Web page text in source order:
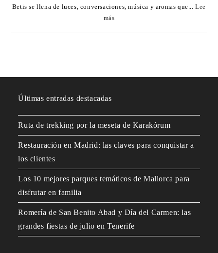
Betis se llena de luces, conversaciones, música y aromas que...Lee
más
Últimas entradas destacadas
Ruta de trekking por la meseta de Karakórum
Restauración en Madrid: las claves para conquistar a
los clientes
Los 10 mejores parques temáticos de Mallorca para
disfrutar en familia
Romería de San Benito Abad y Día del Carmen: las
grandes fiestas de julio en Tenerife